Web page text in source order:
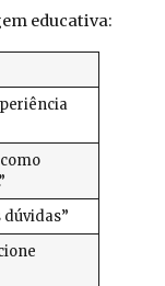
educativa:
dúvidas”